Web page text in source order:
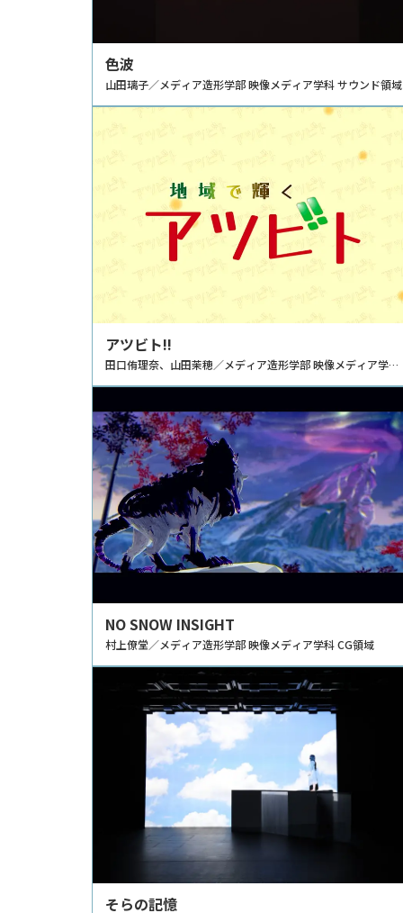
色波
山田璃子／メディア造形学部 映像メディア学科 サウンド領域
アツビト!!
田口侑理奈、山田茉穂／メディア造形学部 映像メディア学科
NO SNOW INSIGHT
村上僚堂／メディア造形学部 映像メディア学科 CG領域
そらの記憶